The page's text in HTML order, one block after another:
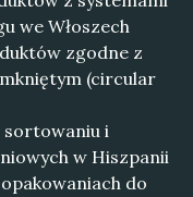
we Włoszech
zgodne z
(circular
sortowaniu i
w Hiszpanii
do